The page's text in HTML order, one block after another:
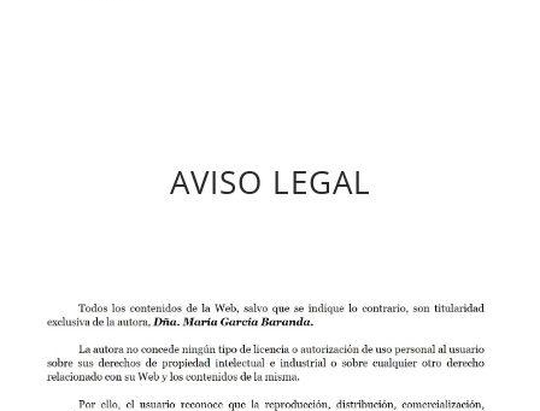
AVISO LEGAL